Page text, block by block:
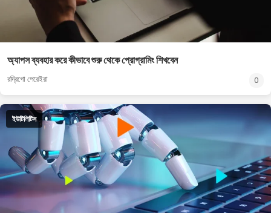
অ্যাপস ব্যবহার করে কীভাবে শুরু থেকে প্রোগ্রামিং শিখবেন
রদ্রিগো পেরেইরা 0
ইউটিলিটিস